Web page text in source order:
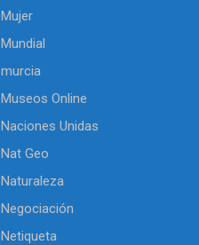
Mujer
Mundial
murcia
Museos Online
Naciones Unidas
Nat Geo
Naturaleza
Negociación
Netiqueta